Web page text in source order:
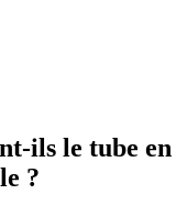
ils le tube en
?